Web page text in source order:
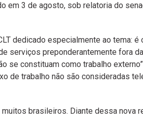
em 3 de agosto, sob relatoria do
dedicado especialmente ao tema: é
serviços preponderantemente fora
se constituam como trabalho
de trabalho não são consideradas
brasileiros. Diante dessa nova